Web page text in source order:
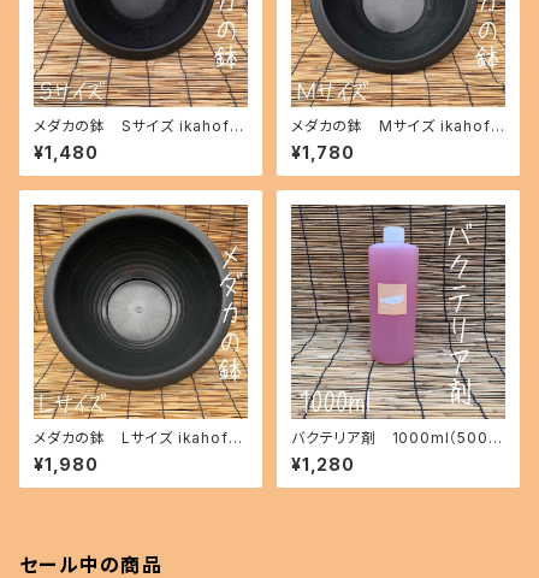
メダカの鉢 Sサイズ ikahoff
BC-0801-20968-a
¥1,480
メダカの鉢 Mサイズ ikahoff
BD-0801-20969-a
¥1,780
メダカの鉢 Lサイズ ikahoff
BE-0801-20970-a
¥1,980
バクテリア剤 1000ml（500m
l×2本） ikahoff BJ-0801-20
975-a
¥1,280
セール中の商品